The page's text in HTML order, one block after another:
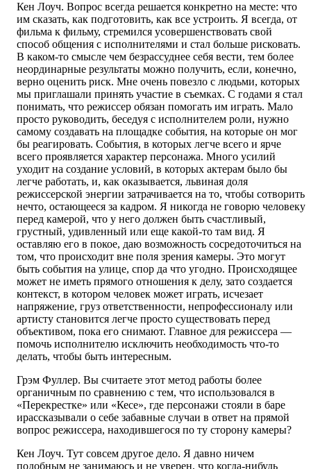
Кен Лоуч. Вопрос всегда решается конкретно на месте: что
им сказать, как подготовить, как все устроить. Я всегда, от
фильма к фильму, стремился усовершенствовать свой
способ общения с исполнителями и стал больше рисковать.
В каком-то смысле чем безрассуднее себя вести, тем более
неординарные результаты можно получить, если, конечно,
верно оценить риск. Мне очень повезло с людьми, которых
мы приглашали принять участие в съемках. С годами я стал
понимать, что режиссер обязан помогать им играть. Мало
просто руководить, беседуя с исполнителем роли, нужно
самому создавать на площадке события, на которые он мог
бы реагировать. События, в которых легче всего и ярче
всего проявляется характер персонажа. Много усилий
уходит на создание условий, в которых актерам было бы
легче работать, и, как оказывается, львиная доля
режиссерской энергии затрачивается на то, чтобы сотворить
нечто, остающееся за кадром. Я никогда не говорю человеку
перед камерой, что у него должен быть счастливый,
грустный, удивленный или еще какой-то там вид. Я
оставляю его в покое, даю возможность сосредоточиться на
том, что происходит вне поля зрения камеры. Это могут
быть события на улице, спор да что угодно. Происходящее
может не иметь прямого отношения к делу, зато создается
контекст, в котором человек может играть, исчезает
напряжение, груз ответственности, непрофессионалу или
артисту становится легче просто существовать перед
объективом, пока его снимают. Главное для режиссера —
помочь исполнителю исключить необходимость что-то
делать, чтобы быть интересным.
Грэм Фуллер. Вы считаете этот метод работы более
органичным по сравнению с тем, что использовался в
«Перекрестке» или «Кесе», где персонажи стояли в баре
ирассказывали о себе забавные случаи в ответ на прямой
вопрос режиссера, находившегося по ту сторону камеры?
Кен Лоуч. Тут совсем другое дело. Я давно ничем
подобным не занимаюсь и не уверен, что когда-нибудь